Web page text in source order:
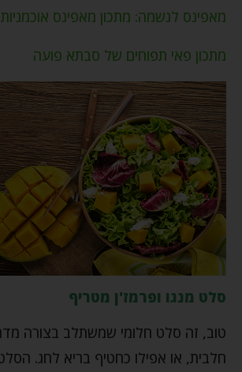
מאפינס לנשמה: מתכון מאפינס
מתכון פאי תפוחים של סבתא פועה
סלט מנגו ופרמז'ן מטריף
טוב, זה סלט חלומי שמשתלב בצורה
חלבית, או אפילו כחטיף בריא לחג.